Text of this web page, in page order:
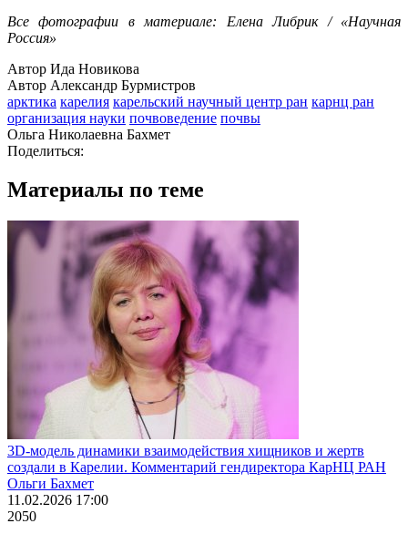
Все фотографии в материале: Елена Либрик / «Научная
Россия»
Автор Ида Новикова
Автор Александр Бурмистров
арктика карелия карельский научный центр ран карнц ран
организация науки почвоведение почвы
Ольга Николаевна Бахмет
Поделиться:
Материалы по теме
3D-модель динамики взаимодействия хищников и жертв
создали в Карелии. Комментарий гендиректора КарНЦ РАН
Ольги Бахмет
11.02.2026 17:00
2050